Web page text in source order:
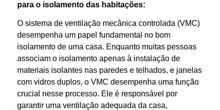
para o isolamento das habitações:
O sistema de ventilação mecânica controlada (VMC)
desempenha um papel fundamental no bom
isolamento de uma casa. Enquanto muitas pessoas
associam o isolamento apenas à instalação de
materiais isolantes nas paredes e telhados, e janelas
com vidros duplos, o VMC desempenha uma função
crucial nesse processo. Ele é responsável por
garantir uma ventilação adequada da casa,